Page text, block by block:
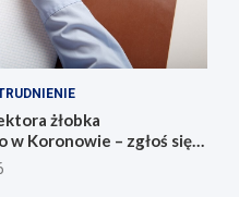
żłobka
w Koronowie – zgłoś się